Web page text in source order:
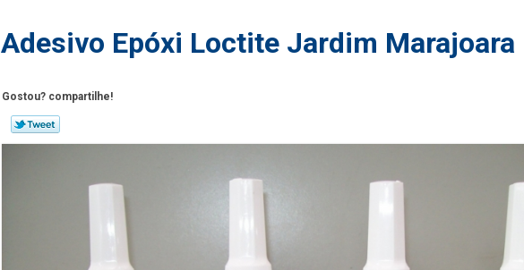
Adesivo Epóxi Loctite Jardim Marajoara
Gostou? compartilhe!